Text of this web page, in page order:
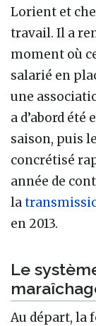
Lorient et
travail. Il a
moment où
salarié en
une
a d’abord
saison, puis
concrétisé
année de
la
en 2013.
Le
Au départ, la